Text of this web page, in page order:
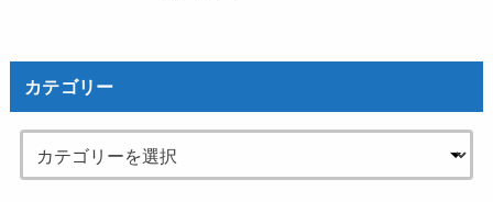
カテゴリー